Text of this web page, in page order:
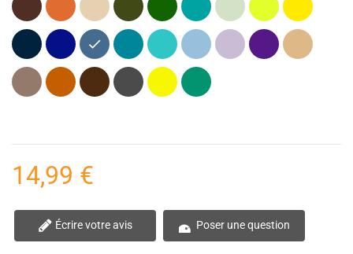
(Vert
Armée)
foncé Canardmenthe(Citron)vif
Bleu
marine
Bleu
cobalt
Bleu
jeans
Pétrole
(Bleu)
Bleu
turquoise
Bleu
Clair
Lavande
(Violet)
Violet Naturel
Marron
clair
TerracottaMarron
foncé
Gris
anthracite
Jaune
Fluo
Vert
émeraude
14,99 €
Écrire votre avis Poser une question